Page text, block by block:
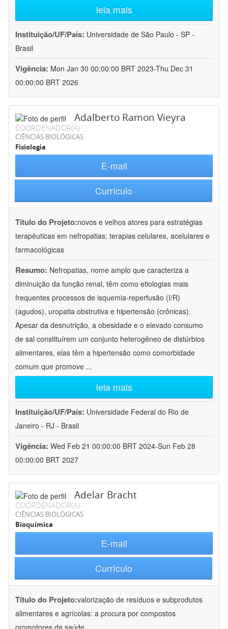
leia mais
Instituição/UF/País: Universidade de São Paulo - SP -
Brasil
Vigência: Mon Jan 30 00:00:00 BRT 2023-Thu Dec 31
00:00:00 BRT 2026
Adalberto Ramon Vieyra
COORDENADOR(A)
CIÊNCIAS BIOLÓGICAS
Fisiologia
E-mail
Currículo
Título do Projeto:novos e velhos atores para estratégias
terapêuticas em nefropatias: terapias celulares, acelulares e
farmacológicas
Resumo: Nefropatias, nome amplo que caracteriza a
diminuição da função renal, têm como etiologias mais
frequentes processos de isquemia-reperfusão (I/R)
(agudos), uropatia obstrutiva e hipertensão (crônicas).
Apesar da desnutrição, a obesidade e o elevado consumo
de sal constituírem um conjunto heterogêneo de distúrbios
alimentares, elas têm a hipertensão como comorbidade
comum que promove ...
leia mais
Instituição/UF/País: Universidade Federal do Rio de
Janeiro - RJ - Brasil
Vigência: Wed Feb 21 00:00:00 BRT 2024-Sun Feb 28
00:00:00 BRT 2027
Adelar Bracht
COORDENADOR(A)
CIÊNCIAS BIOLÓGICAS
Bioquímica
E-mail
Currículo
Título do Projeto:valorização de resíduos e subprodutos
alimentares e agrícolas: a procura por compostos